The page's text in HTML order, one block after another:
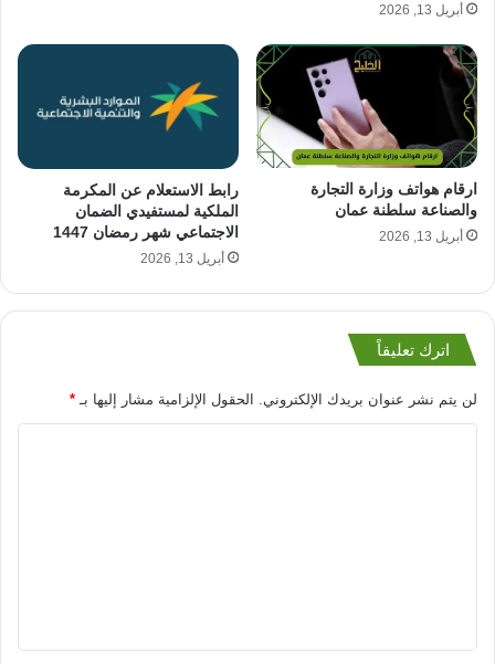
أبريل 13, 2026
ارقام هواتف وزارة التجارة
والصناعة سلطنة عمان
أبريل 13, 2026
رابط الاستعلام عن المكرمة
الملكية لمستفيدي الضمان
الاجتماعي شهر رمضان 1447
أبريل 13, 2026
اترك تعليقاً
لن يتم نشر عنوان بريدك الإلكتروني. الحقول الإلزامية مشار إليها بـ *